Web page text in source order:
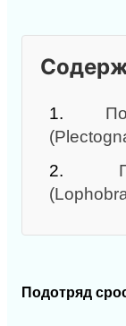
1.
2.
Подотряд